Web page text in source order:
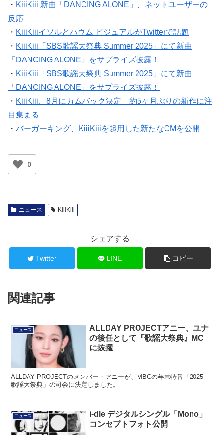
・ KiiiKiii 新曲「DANCING ALONE」、ネットユーザーの
反応
・ KiiiKiiiイソルとハウム ビジュアルがTwitterで話題
・ KiiiKiii「SBS歌謡大祭典 Summer 2025」にて新曲
「DANCING ALONE」をサプライズ披露！
・ KiiiKiii「SBS歌謡大祭典 Summer 2025」にて新曲
「DANCING ALONE」をサプライズ披露！
・ KiiiKiii、8月にカムバック決定 約5ヶ月ぶりの新作に注
目集まる
・ バーガーキング、KiiiKiiiを起用した新たなCMを公開
0
ニュース KiiiKiii
シェアする
Twitter LINE コピー
関連記事
ニュース
ALLDAY PROJECTアニー、ユナ
の後任として『歌謡大祭典』MC
に抜擢
ALLDAY PROJECTのメンバー・アニーが、MBCの年末特番「2025
歌謡大祭典」の司会に決定しました。
ニュース
i-dle デジタルシングル「Mono」
コンセプトフォト公開